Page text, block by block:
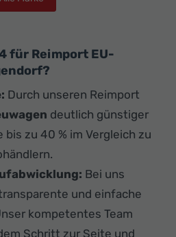
für Reimport EU-
Durch unseren Reimport
deutlich günstiger
bis zu 40 % im Vergleich zu
Bei uns
und einfache
kompetentes Team
Schritt zur Seite und